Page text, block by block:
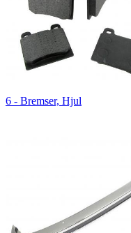
6 - Bremser, Hjul